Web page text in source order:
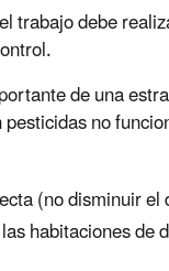
trabajo debe
de una
no
(no disminuir
habitaciones de